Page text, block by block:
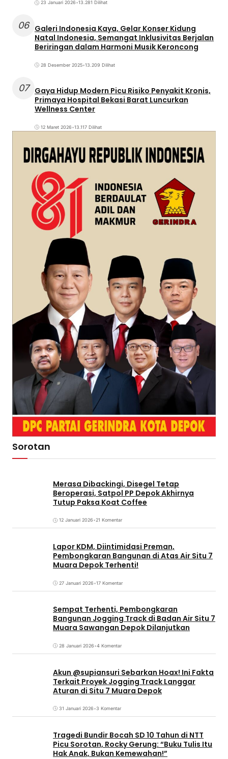
23 Januari 2026•13.281 Dilihat
06 Galeri Indonesia Kaya, Gelar Konser Kidung
Natal Indonesia, Semangat Inklusivitas Berjalan
Beriringan dalam Harmoni Musik Keroncong
28 Desember 2025•13.209 Dilihat
07
Gaya Hidup Modern Picu Risiko Penyakit Kronis,
Primaya Hospital Bekasi Barat Luncurkan
Wellness Center
12 Maret 2026•13.117 Dilihat
Sorotan
Merasa Dibackingi, Disegel Tetap
Beroperasi, Satpol PP Depok Akhirnya
Tutup Paksa Koat Coffee
12 Januari 2026•21 Komentar
Lapor KDM, Diintimidasi Preman,
Pembongkaran Bangunan di Atas Air Situ 7
Muara Depok Terhenti!
27 Januari 2026•17 Komentar
Sempat Terhenti, Pembongkaran
Bangunan Jogging Track di Badan Air Situ 7
Muara Sawangan Depok Dilanjutkan
28 Januari 2026•4 Komentar
Akun @supiansuri Sebarkan Hoax! Ini Fakta
Terkait Proyek Jogging Track Langgar
Aturan di Situ 7 Muara Depok
31 Januari 2026•3 Komentar
Tragedi Bundir Bocah SD 10 Tahun di NTT
Picu Sorotan, Rocky Gerung: “Buku Tulis Itu
Hak Anak, Bukan Kemewahan!”